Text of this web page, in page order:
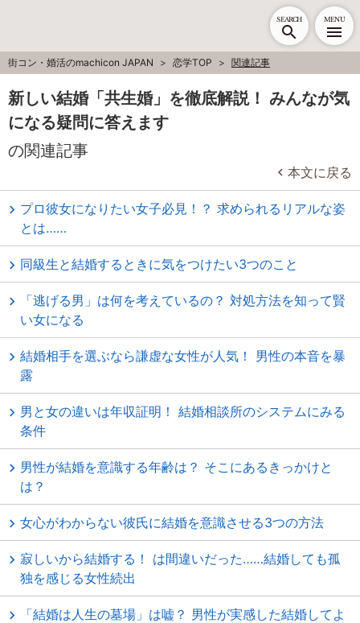
SEARCH MENU
街コン・婚活のmachicon JAPAN 恋学TOP 関連記事
新しい結婚「共生婚」を徹底解説！ みんなが気
になる疑問に答えます
の関連記事
本文に戻る
プロ彼女になりたい女子必見！？ 求められるリアルな姿
とは……
同級生と結婚するときに気をつけたい3つのこと
「逃げる男」は何を考えているの？ 対処方法を知って賢
い女になる
結婚相手を選ぶなら謙虚な女性が人気！ 男性の本音を暴
露
男と女の違いは年収証明！ 結婚相談所のシステムにみる
条件
男性が結婚を意識する年齢は？ そこにあるきっかけと
は？
女心がわからない彼氏に結婚を意識させる3つの方法
寂しいから結婚する！ は間違いだった……結婚しても孤
独を感じる女性続出
「結婚は人生の墓場」は嘘？ 男性が実感した結婚してよ